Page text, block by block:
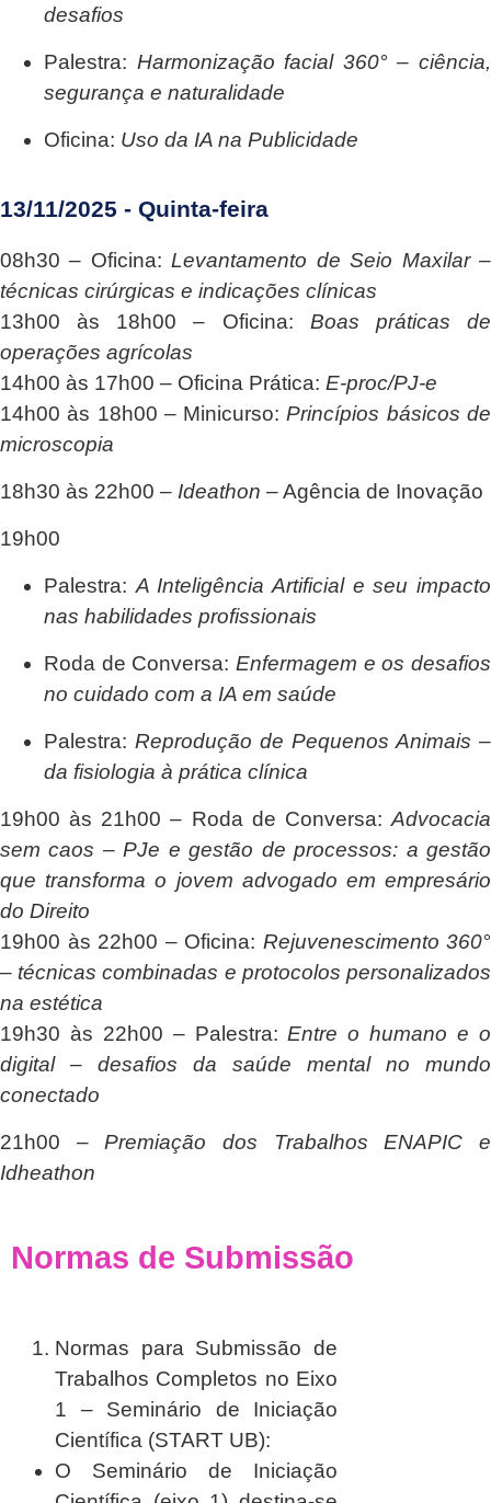
desafios
Palestra: Harmonização facial 360° – ciência,
segurança e naturalidade
Oficina: Uso da IA na Publicidade
13/11/2025 - Quinta-feira
08h30 – Oficina:Levantamento de Seio Maxilar –
técnicas cirúrgicas e indicações clínicas
13h00 às 18h00 – Oficina: Boas práticas de
operações agrícolas
14h00 às 17h00 – Oficina Prática: E-proc/PJ-e
14h00 às 18h00 – Minicurso:Princípios básicos de
microscopia
18h30 às 22h00 – Ideathon – Agência de Inovação
19h00
Palestra: A Inteligência Artificial e seu impacto
nas habilidades profissionais
Roda de Conversa: Enfermagem e os desafios
no cuidado com a IA em saúde
Palestra: Reprodução de Pequenos Animais –
da fisiologia à prática clínica
19h00 às 21h00 – Roda de Conversa:Advocacia
sem caos – PJe e gestão de processos: a gestão
que transforma o jovem advogado em empresário
do Direito
19h00 às 22h00 – Oficina: Rejuvenescimento 360°
– técnicas combinadas e protocolos personalizados
na estética
19h30 às 22h00 – Palestra:Entre o humano e o
digital – desafios da saúde mental no mundo
conectado
21h00 –Premiação dos Trabalhos ENAPIC e
Idheathon
Normas de Submissão
Normas para Submissão de
Trabalhos Completos no Eixo
1 – Seminário de Iniciação
Científica (START UB):
O Seminário de Iniciação